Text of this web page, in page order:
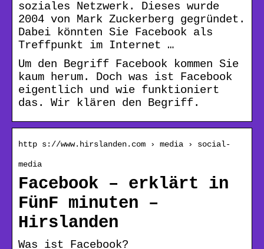
soziales Netzwerk. Dieses wurde
2004 von Mark Zuckerberg gegründet.
Dabei könnten Sie Facebook als
Treffpunkt im Internet …
Um den Begriff Facebook kommen Sie
kaum herum. Doch was ist Facebook
eigentlich und wie funktioniert
das. Wir klären den Begriff.
http s://www.hirslanden.com › media › social-
media
Facebook – erklärt in
FünF minuten –
Hirslanden
Was ist Facebook?